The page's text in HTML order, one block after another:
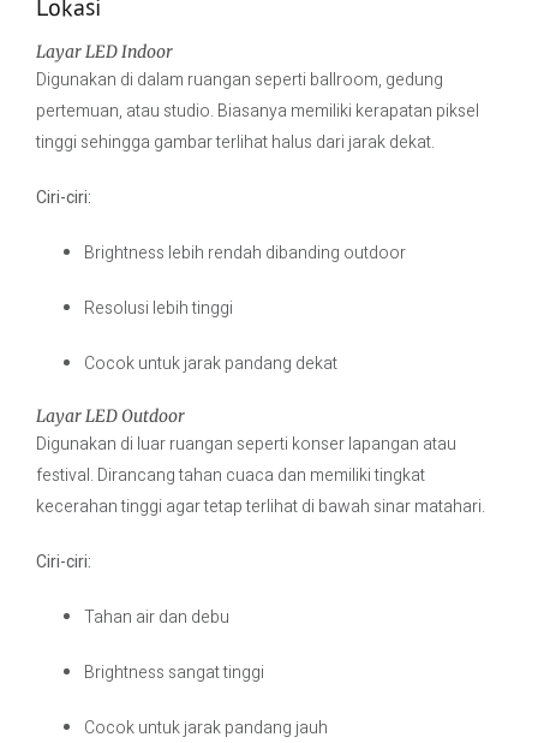
Lokasi
Layar LED Indoor
Digunakan di dalam ruangan seperti ballroom, gedung
pertemuan, atau studio. Biasanya memiliki kerapatan piksel
tinggi sehingga gambar terlihat halus dari jarak dekat.
Ciri-ciri:
Brightness lebih rendah dibanding outdoor
Resolusi lebih tinggi
Cocok untuk jarak pandang dekat
Layar LED Outdoor
Digunakan di luar ruangan seperti konser lapangan atau
festival. Dirancang tahan cuaca dan memiliki tingkat
kecerahan tinggi agar tetap terlihat di bawah sinar matahari.
Ciri-ciri:
Tahan air dan debu
Brightness sangat tinggi
Cocok untuk jarak pandang jauh